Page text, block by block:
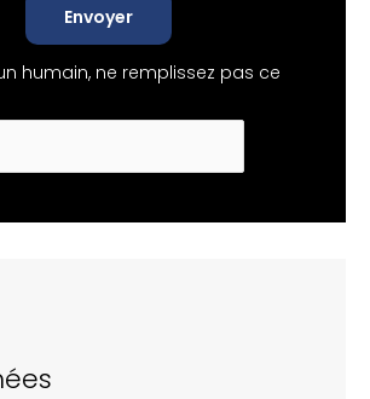
Envoyer
humain, ne remplissez pas ce